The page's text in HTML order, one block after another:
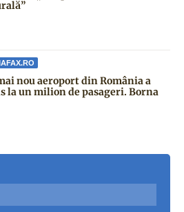
nou aeroport din România a
la un milion de pasageri. Borna